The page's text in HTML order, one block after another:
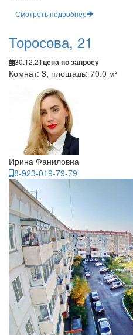
Смотреть подробнее
Торосова, 21
30.12.21цена по запросу
Комнат: 3, площадь: 70.0 м²
Ирина Фаниловна
8-923-019-79-79